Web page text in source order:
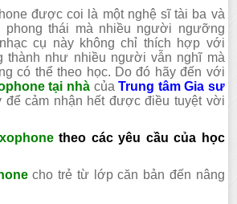
được coi là một nghệ sĩ tài ba và
phong thái mà nhiều người ngưỡng
cụ này không chỉ thích hợp với
thành như nhiều người vẫn nghĩ mà
có thể theo học. Do đó hãy đến với
tại nhà củaTrung tâm Gia sư
để cảm nhận hết được điều tuyệt vời
theo các yêu cầu của học
cho trẻ từ lớp căn bản đến nâng